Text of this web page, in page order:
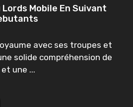
Lords Mobile En Suivant
avec ses troupes et
solide compréhension de
une ...